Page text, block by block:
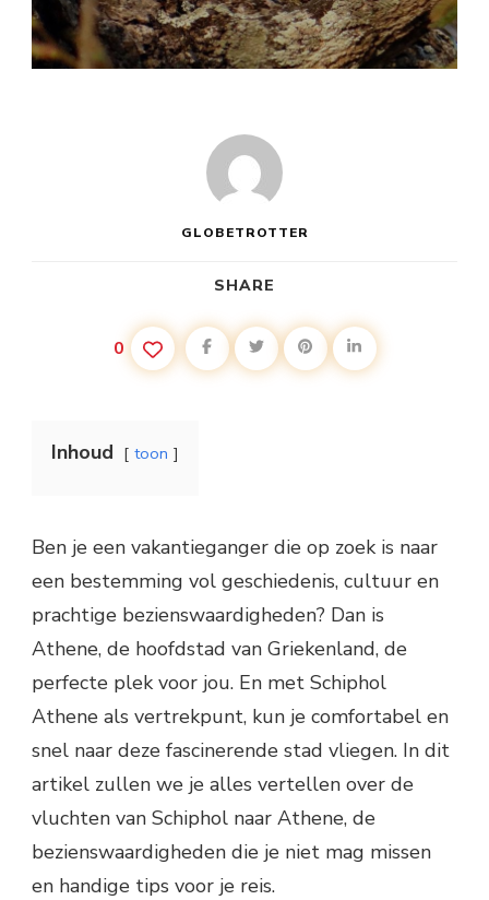
GLOBETROTTER
SHARE
0
Inhoud toon
Ben je een vakantieganger die op zoek is naar
een bestemming vol geschiedenis, cultuur en
prachtige bezienswaardigheden? Dan is
Athene, de hoofdstad van Griekenland, de
perfecte plek voor jou. En met Schiphol
Athene als vertrekpunt, kun je comfortabel en
snel naar deze fascinerende stad vliegen. In dit
artikel zullen we je alles vertellen over de
vluchten van Schiphol naar Athene, de
bezienswaardigheden die je niet mag missen
en handige tips voor je reis.